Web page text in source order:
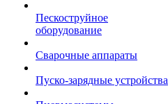
Пескоструйное
оборудование
Сварочные аппараты
Пуско-зарядные устройства